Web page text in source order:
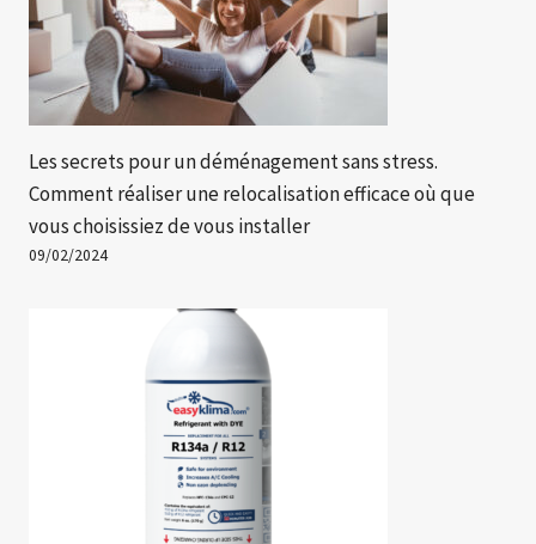
Les secrets pour un déménagement sans stress.
Comment réaliser une relocalisation efficace où que
vous choisissiez de vous installer
09/02/2024